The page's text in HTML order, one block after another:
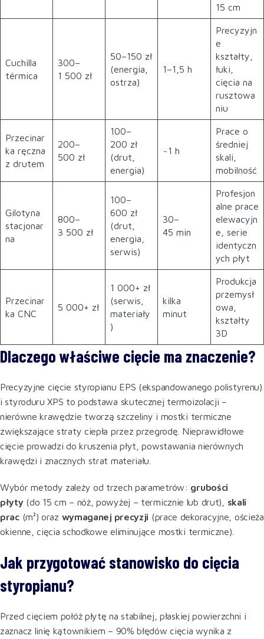
15 cm
Cuchilla
térmica
300–
1 500 zł
50–150 zł
(energia,
ostrza)
1–1,5 h
Precyzyjn
e
kształty,
łuki,
cięcia na
rusztowa
niu
Przecinar
ka ręczna
z drutem
200–
500 zł
100–
200 zł
(drut,
energia)
~1 h
Prace o
średniej
skali,
mobilność
Gilotyna
stacjonar
na
800–
3 500 zł
100–
600 zł
(drut,
energia,
serwis)
30–
45 min
Profesjon
alne prace
elewacyjn
e, serie
identyczn
ych płyt
Przecinar
ka CNC
5 000+ zł
1 000+ zł
(serwis,
materiały
)
kilka
minut
Produkcja
przemysł
owa,
kształty
3D
Dlaczego właściwe cięcie ma znaczenie?
Precyzyjne cięcie styropianu EPS (ekspandowanego polistyrenu)
i styroduru XPS to podstawa skutecznej termoizolacji –
nierówne krawędzie tworzą szczeliny i mostki termiczne
zwiększające straty ciepła przez przegrodę. Nieprawidłowe
cięcie prowadzi do kruszenia płyt, powstawania nierównych
krawędzi i znacznych strat materiału.
Wybór metody zależy od trzech parametrów: grubości
płyty(do 15 cm – nóż, powyżej – termicznie lub drut), skali
prac(m²) oraz wymaganej precyzji (prace dekoracyjne, ościeża
okienne, cięcia schodkowe eliminujące mostki termiczne).
Jak przygotować stanowisko do cięcia
styropianu?
Przed cięciem połóż płytę na stabilnej, płaskiej powierzchni i
zaznacz linię kątownikiem – 90% błędów cięcia wynika z